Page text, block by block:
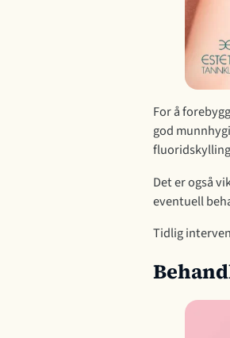
For å
god
Det er også
eventuell
Tidlig